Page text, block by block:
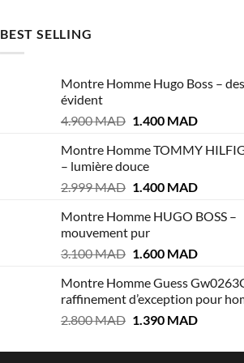
BEST SELLING
Montre Homme Hugo Boss –
évident
4.900MAD Le
initial
était :
4.900 MAD.
1.400 MADLe
actuel
1.400
Montre Homme TOMMY
– lumière douce
2.999MAD Le
initial
était :
2.999 MAD.
1.400 MADLe
actuel
1.400
Montre Homme HUGO BOSS –
mouvement pur
3.100MAD Le
initial
était :
3.100 MAD.
1.600 MADLe
actuel
est :
1.600
Montre Homme Guess
raffinement d’exception pour
2.800MAD Le
initial
1.390 MADLe
actuel